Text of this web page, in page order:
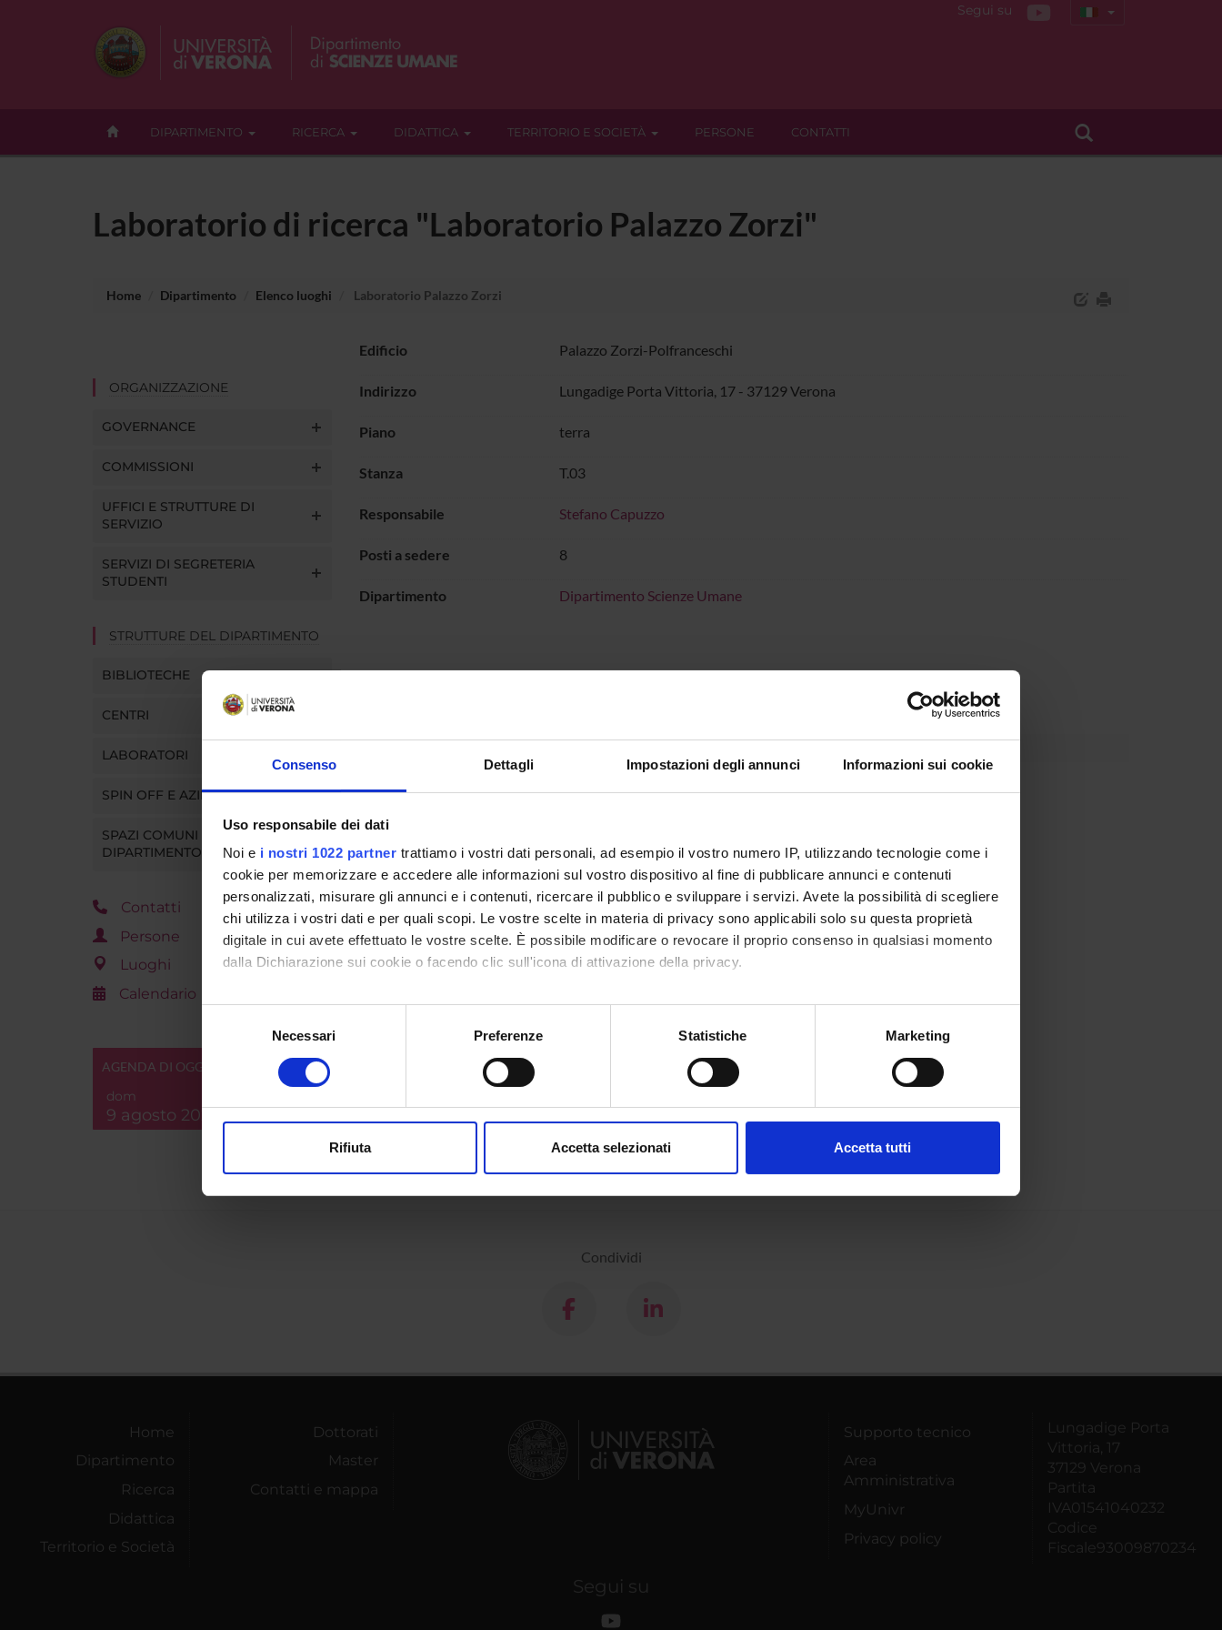
Consenso Dettagli Impostazioni degli annunci Informazioni sui cookie
Uso responsabile dei dati
Noi e i nostri 1022 partner trattiamo i vostri dati personali, ad esempio il vostro numero IP, utilizzando tecnologie come i
cookie per memorizzare e accedere alle informazioni sul vostro dispositivo al fine di pubblicare annunci e contenuti
personalizzati, misurare gli annunci e i contenuti, ricercare il pubblico e sviluppare i servizi. Avete la possibilità di scegliere
chi utilizza i vostri dati e per quali scopi. Le vostre scelte in materia di privacy sono applicabili solo su questa proprietà
digitale in cui avete effettuato le vostre scelte. È possibile modificare o revocare il proprio consenso in qualsiasi momento
dalla Dichiarazione sui cookie o facendo clic sull'icona di attivazione della privacy.
Con il tuo consenso, vorremmo anche:
raccogliere informazioni sulla tua posizione geografica, con un'approssimazione di qualche metro,
digitali).
modificare o ritirare il tuo consenso in qualsiasi momento dalla Dichiarazione sui cookie.
Necessari Preferenze Statistiche Marketing
Rifiuta Accetta selezionati Accetta tutti
Segui su
DIPARTIMENTO RICERCA DIDATTICA TERRITORIO E SOCIETÀ PERSONE CONTATTI
Laboratorio di ricerca "Laboratorio Palazzo Zorzi"
Home Dipartimento Elenco luoghi Laboratorio Palazzo Zorzi
ORGANIZZAZIONE
GOVERNANCE
COMMISSIONI
UFFICI E STRUTTURE DI
SERVIZIO
SERVIZI DI SEGRETERIA
STUDENTI
STRUTTURE DEL DIPARTIMENTO
BIBLIOTECHE
CENTRI
LABORATORI
SPIN OFF E AZIENDE
SPAZI COMUNI DEL
DIPARTIMENTO
Contatti
Persone
Luoghi
Calendario
AGENDA DI OGGI
dom
9 agosto 2026
Edificio Palazzo Zorzi-Polfranceschi
Indirizzo Lungadige Porta Vittoria, 17 - 37129 Verona
Piano terra
Stanza T.03
Responsabile Stefano Capuzzo
Posti a sedere 8
Dipartimento Dipartimento Scienze Umane
Condividi
Home
Dipartimento
Ricerca
Didattica
Territorio e Società
Dottorati
Master
Contatti e mappa
Supporto tecnico
Area
Amministrativa
MyUnivr
Privacy policy
Lungadige Porta
Vittoria, 17
37129 Verona
Partita
IVA01541040232
Codice
Fiscale93009870234
Segui su